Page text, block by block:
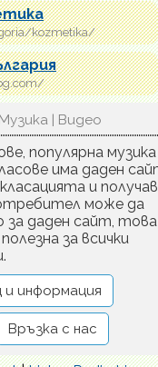
kozmetika/
| Видео
популярна музика
има даден
и
може да
за даден сайт, това
за всички
информация
Връзка с нас